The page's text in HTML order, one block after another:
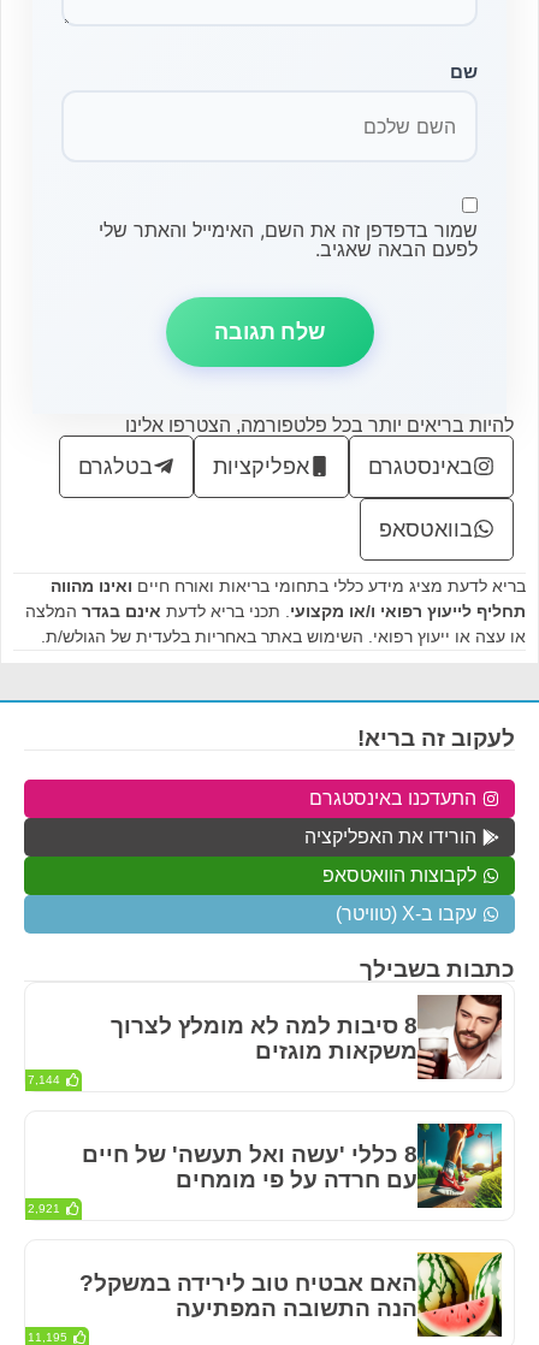
שם
שמור בדפדפן זה את השם, האימייל והאתר שלי
לפעם הבאה שאגיב.
להיות בריאים יותר בכל פלטפורמה, הצטרפו אלינו
באינסטגרם אפליקציות בטלגרם
בוואטסאפ
בריא לדעת מציג מידע כללי בתחומי בריאות ואורח חיים ואינו מהווה
תחליף לייעוץ רפואי ו/או מקצועי . תכני בריא לדעת אינם בגדר המלצה
או עצה או ייעוץ רפואי. השימוש באתר באחריות בלעדית של הגולש/ת.
כתבות בשבילך
8 סיבות למה לא מומלץ לצרוך
משקאות מוגזים
7,144
8 כללי 'עשה ואל תעשה' של חיים
עם חרדה על פי מומחים
2,921
האם אבטיח טוב לירידה במשקל?
הנה התשובה המפתיעה
11,195
לעקוב זה בריא!
התעדכנו באינסטגרם
הורידו את האפליקציה
לקבוצות הוואטסאפ
עקבו ב-X (טוויטר)